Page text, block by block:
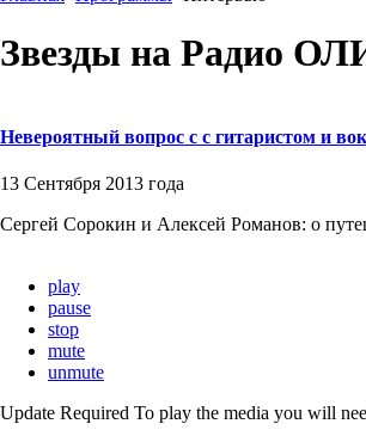
Звезды на Радио
Невероятный вопрос с с гитаристом и
13 Сентября 2013 года
Сергей Сорокин и Алексей Романов: о
play
pause
stop
mute
unmute
Update Required To play the media you will